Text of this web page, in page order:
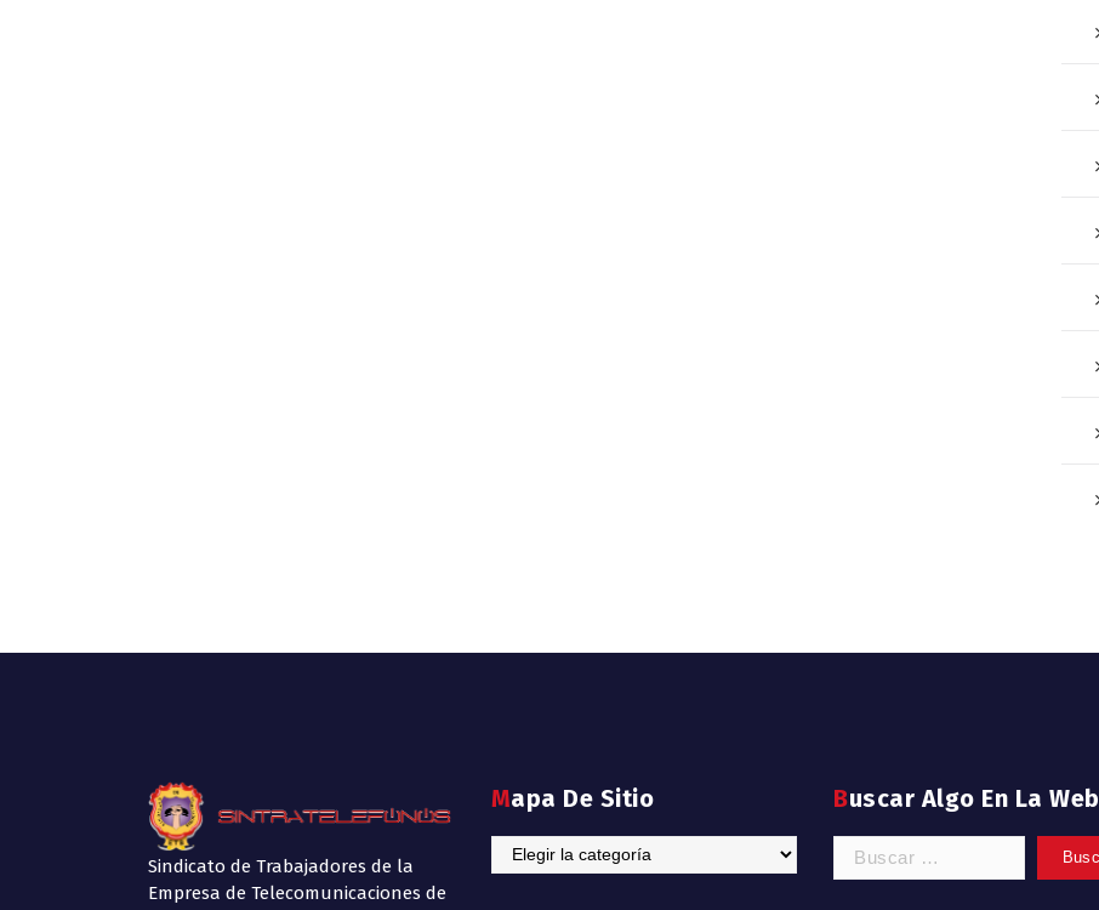
Sindicato de Trabajadores de la
Empresa de Telecomunicaciones de
Mapa De Sitio
Mapa
de
Buscar Algo En La Web
Buscar: